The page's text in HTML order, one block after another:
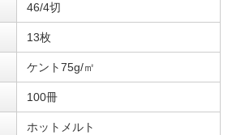
46/4切
13枚
ケント75g/㎡
100冊
ホットメルト